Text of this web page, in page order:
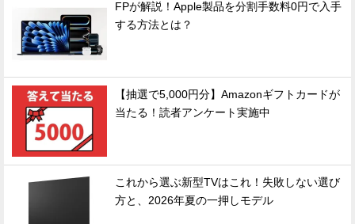
FPが解説！Apple製品を分割手数料0円で入手
する方法とは？
【抽選で5,000円分】Amazonギフトカードが
当たる！読者アンケート実施中
これから選ぶ新型TVはこれ！失敗しない選び
方と、2026年夏の一押しモデル